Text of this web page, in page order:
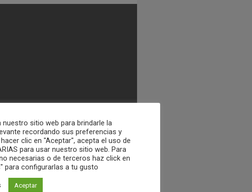
y la noche del martes se
que en algunos
sitio web para brindarle la
recordando sus preferencias y
clic en "Aceptar", acepta el uso de
para usar nuestro sitio web. Para
necesarias o de terceros haz click en
para configurarlas a tu gusto
Aceptar